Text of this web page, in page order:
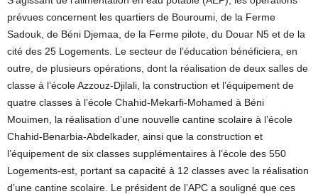
prévues concernent les quartiers de Bouroumi, de la Ferme
Sadouk, de Béni Djemaa, de la Ferme pilote, du Douar N5 et de la
cité des 25 Logements. Le secteur de l’éducation bénéficiera, en
outre, de plusieurs opérations, dont la réalisation de deux salles de
classe à l’école Azzouz-Djilali, la construction et l’équipement de
quatre classes à l’école Chahid-Mekarfi-Mohamed à Béni
Mouimen, la réalisation d’une nouvelle cantine scolaire à l’école
Chahid-Benarbia-Abdelkader, ainsi que la construction et
l’équipement de six classes supplémentaires à l’école des 550
Logements-est, portant sa capacité à 12 classes avec la réalisation
d’une cantine scolaire. Le président de l’APC a souligné que ces